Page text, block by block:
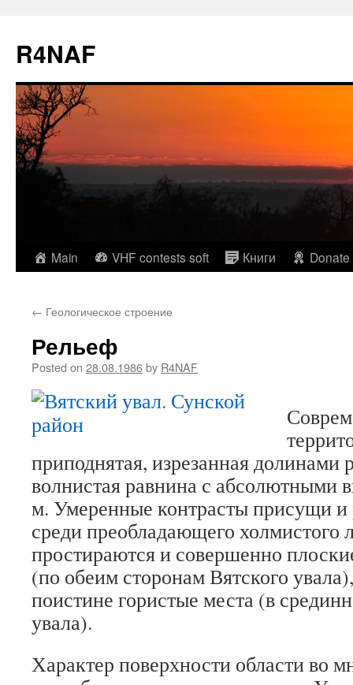
R4NAF
Skip
content
Main VHF contests soft Книги Donate
← Геологическое строение
Рельеф
Posted on 28.08.1986by R4NAF
приподнятая, изрезанная долинами
волнистая равнина с абсолютными
м. Умеренные контрасты присущи
среди преобладающего холмистого
простираются и совершенно
(по обеим сторонам Вятского
поистине гористые места (в
увала).
Характер поверхности области во